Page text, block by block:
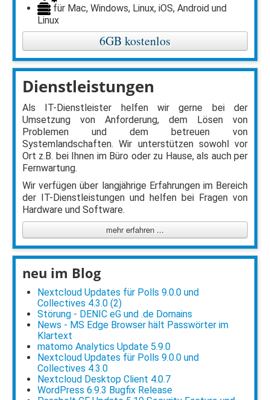
für Mac, Windows, Linux, iOS, Android und
Linux
6GB kostenlos
Dienstleistungen
Als IT-Dienstleister helfen wir gerne bei der
Umsetzung von Anforderung, dem Lösen von
Problemen und dem betreuen von
Systemlandschaften. Wir unterstützen sowohl vor
Ort z.B. bei Ihnen im Büro oder zu Hause, als auch per
Fernwartung.
Wir verfügen über langjährige Erfahrungen im Bereich
der IT-Dienstleistungen und helfen bei Fragen von
Hardware und Software.
mehr erfahren ...
neu im Blog
Nextcloud Updates für Polls 9.0.0 und
Collectives 4.3.0 (2)
Störung - DENIC eG und .de Domains
News - MS Edge Browser hält Passwörter im
Klartext
matomo Analytics Update 5.9.0
Nextcloud Updates für Polls 9.0.0 und
Collectives 4.3.0
Nextcloud Desktop Client 4.0.7
WordPress 6.9.3 Bugfix Release